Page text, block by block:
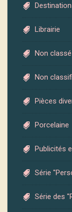
Librairie
Non classé
Non
Pièces
Porcelaine
Publicités
Série
Série des